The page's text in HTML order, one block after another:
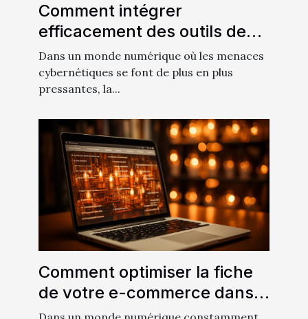
Comment intégrer
efficacement des outils de
sécurité sur votre site web
pour augmenter la confiance
des utilisateurs
Dans un monde numérique où les menaces
cybernétiques se font de plus en plus
pressantes, la...
Comment optimiser la fiche
de votre e-commerce dans
un annuaire en ligne